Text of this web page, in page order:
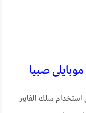
سلك الفايبر